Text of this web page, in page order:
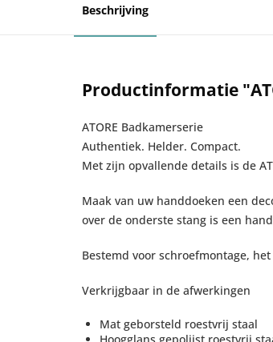
Beschrijving
Productinformatie
ATORE Badkamerserie
Authentiek. Helder. Compact.
Met zijn opvallende details is de
Maak van uw handdoeken een
over de onderste stang is een
Bestemd voor schroefmontage,
Verkrijgbaar in de afwerkingen
Mat geborsteld roestvrij staal